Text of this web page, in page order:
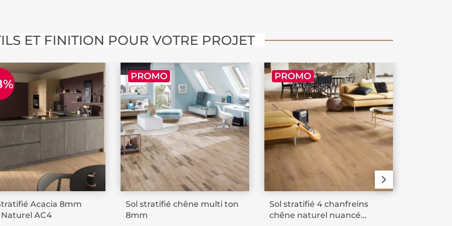
comme en
protection contre
exceptionnelle,
des années
allie performance
résultat à la fois
ET FINITION POUR VOTRE PROJET
Acacia 8mm
Naturel AC4
Sol stratifié chêne multi ton
8mm
PROMO
Sol stratifié 4 chanfreins
chêne naturel nuancé...
PROMO